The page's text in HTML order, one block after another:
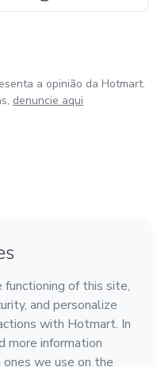
a opinião da Hotmart.
denuncie aqui